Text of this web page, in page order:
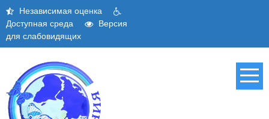
Skip
content
Независимая оценка
Доступная среда
Версия
для слабовидящих